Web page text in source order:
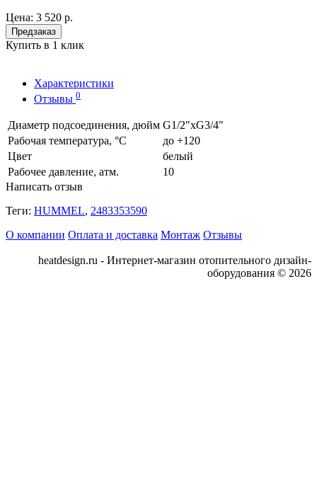
Цена: 3 520 р.
Предзаказ
Купить в 1 клик
Характеристики
Отзывы 0
Диаметр подсоединения, дюйм G1/2"xG3/4"
Рабочая температура, °С
до +120
Цвет
белый
Рабочее давление, атм.
10
Написать отзыв
Теги: HUMMEL, 2483353590
О компании Оплата и доставка Монтаж Отзывы
heatdesign.ru - Интернет-магазин отопительного дизайн-
оборудования © 2026